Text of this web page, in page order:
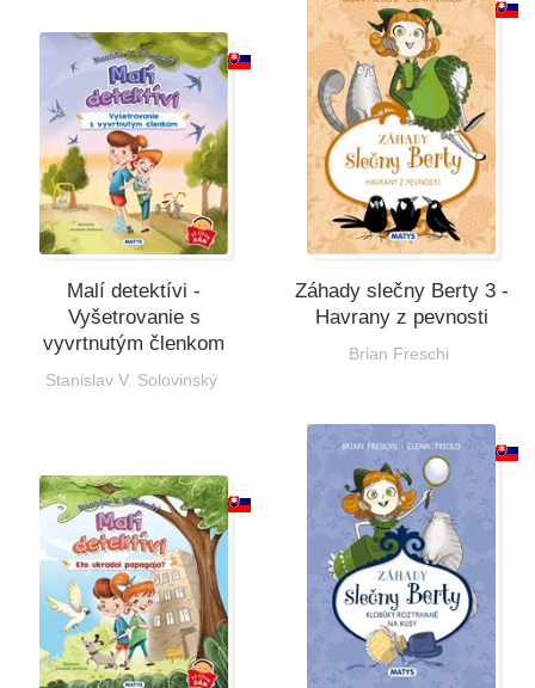
Všetky kategórie
Malí detektívi -
Vyšetrovanie s
vyvrtnutým členkom
Stanislav V. Solovinský
Záhady slečny Berty 3 -
Havrany z pevnosti
Brian Freschi